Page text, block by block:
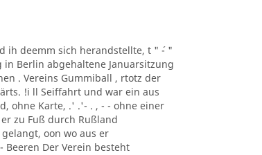
ih deemm sich herandstellte, t " ´- "
Berlin abgehaltene Januarsitzung
. Vereins Gummiball , rtotz der
!i ll Seiffahrt und war ein aus
ohne Karte, .' .'- . , - - ohne einer
zu Fuß durch Rußland
oon wo aus er
Beeren Der Verein besteht